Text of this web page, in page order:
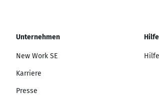
Unternehmen
New Work SE
Karriere
Presse